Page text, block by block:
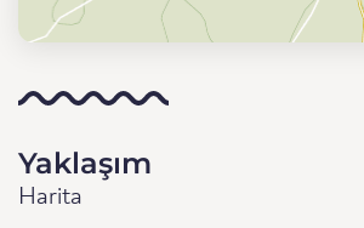
Yaklaşım
Harita